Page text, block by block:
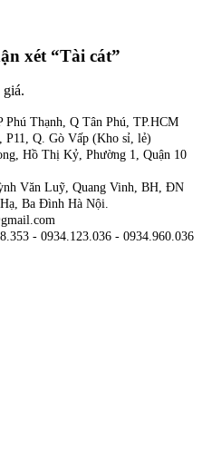
xét “Tài cát”
giá.
Phú Thạnh, Q Tân Phú, TP.HCM
P11, Q. Gò Vấp (Kho sỉ, lẻ)
Hồ Thị Kỷ, Phường 1, Quận 10
Văn Luỹ, Quang Vinh, BH, ĐN
Ba Đình Hà Nội.
- 0934.123.036 - 0934.960.036